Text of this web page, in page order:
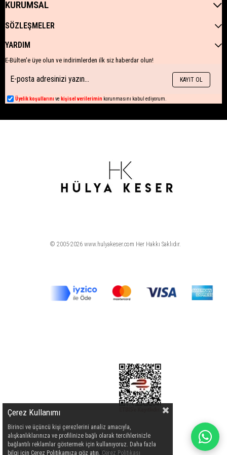
KURUMSAL
SÖZLEŞMELER
YARDIM
E-Bülten'e üye olun ve indirimlerden ilk siz haberdar olun!
KAYIT OL
Üyelik koşullarını ve kişisel verilerimin korunmasını kabul ediyorum.
© 2005-2026 www.hulyakeser.com Her Hakkı Saklıdır.
Çerez Kullanımı
Birinci ve üçüncü kişi çerezlerini analiz amacıyla,
alışkanlıklarınıza ve profilinize bağlı olarak tercihlerinizle
bağlantılı reklamlar göstermek için kullanıyoruz. Daha fazla
bilgi için Çerez Politikamıza göz atın. Çerez Politikası